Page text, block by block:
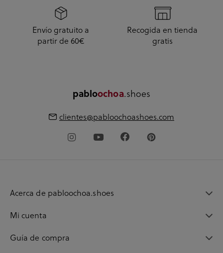
Envío gratuito a
partir de 60€
Recogida en tienda
gratis
pabloochoa.shoes
clientes@pabloochoashoes.com
Acerca de pabloochoa.shoes
Mi cuenta
Guía de compra